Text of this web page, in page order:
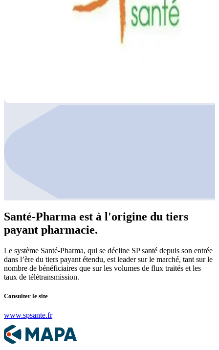
Santé-Pharma est à l'origine du tiers
payant pharmacie.
Le système Santé-Pharma, qui se décline SP santé depuis son entrée
dans l’ère du tiers payant étendu, est leader sur le marché, tant sur le
nombre de bénéficiaires que sur les volumes de flux traités et les
taux de télétransmission.
Consulter le site
www.spsante.fr